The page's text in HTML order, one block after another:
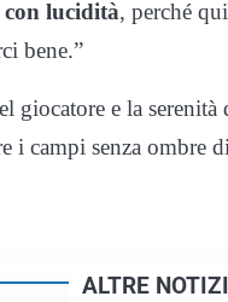
lucidità, perché
bene.”
giocatore e la
i campi senza ombre
ALTRE